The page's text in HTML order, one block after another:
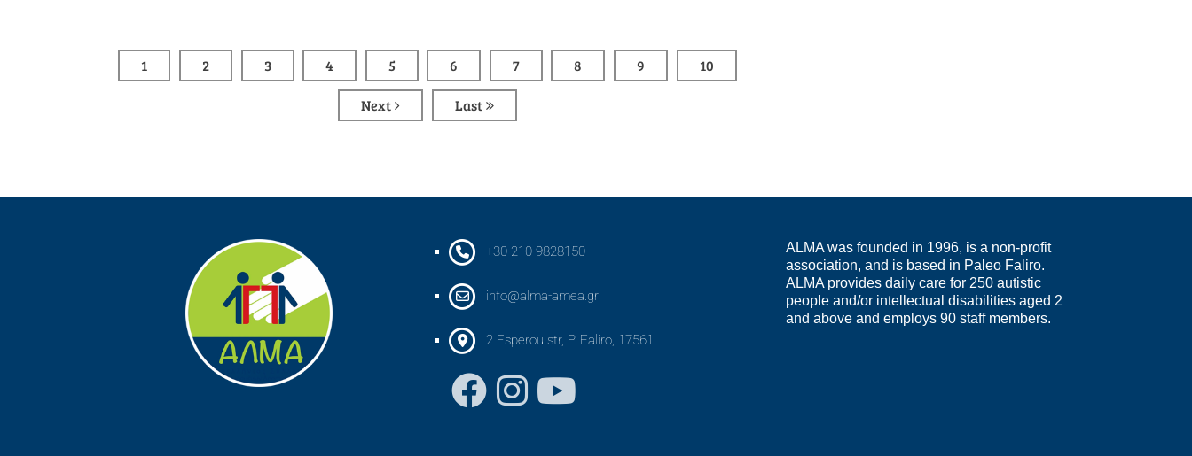
1 2 3 4 5 6 7 8 9 10
Next Last
+30 210 9828150
info@alma-amea.gr
2 Esperou str, P. Faliro, 17561
ALMA was founded in 1996, is a non-profit
association, and is based in Paleo Faliro.
ALMA provides daily care for 250 autistic
people and/or intellectual disabilities aged 2
and above and employs 90 staff members.